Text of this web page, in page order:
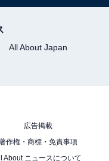
施校が爆増した「新タ
All About Japan
広告掲載
作権・商標・免責事項
About ニュースについて